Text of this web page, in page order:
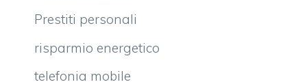
Prestiti personali
risparmio energetico
telefonia mobile